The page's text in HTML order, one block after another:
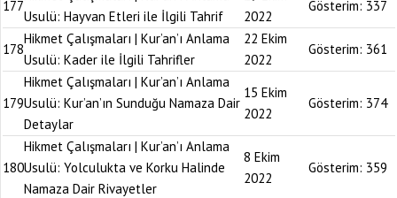
177
Usulü: Hayvan Etleri ile İlgili Tahrif
2022
Gösterim: 337
178
Hikmet Çalışmaları | Kur’an’ı Anlama
Usulü: Kader ile İlgili Tahrifler
22 Ekim
2022
Gösterim: 361
179
Hikmet Çalışmaları | Kur’an’ı Anlama
Usulü: Kur’an’ın Sunduğu Namaza Dair
Detaylar
15 Ekim
2022
Gösterim: 374
180
Hikmet Çalışmaları | Kur’an’ı Anlama
Usulü: Yolculukta ve Korku Halinde
Namaza Dair Rivayetler
8 Ekim
2022
Gösterim: 359